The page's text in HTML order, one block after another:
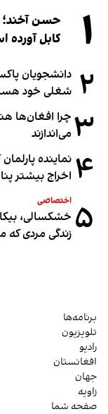
۱
حسن آخند؛
کابل آورده
۲ دانشجویان
شغلی خود
۳ چرا افغان‌ها
می‌اندازند
۴ نماینده
اخراج بیشتر
۵ اختصاصی
خشکسالی،
زندگی مردی که
برنامه‌ها
تلویزیون
رادیو
افغانستان
جهان
زاویه
صفحه شما